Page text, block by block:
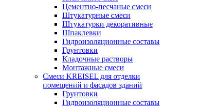
Цементно-песчаные смеси
Штукатурные смеси
Штукатурки декоративные
Шпаклевки
Гидроизоляционные составы
Грунтовки
Кладочные растворы
Монтажные смеси
Смеси KREISEL для отделки
помещений и фасадов зданий
Грунтовки
Гидроизоляционные составы